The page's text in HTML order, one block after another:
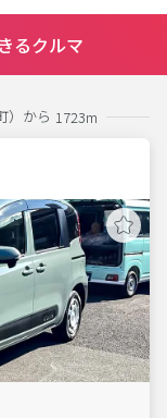
るクルマ
）から 1723m